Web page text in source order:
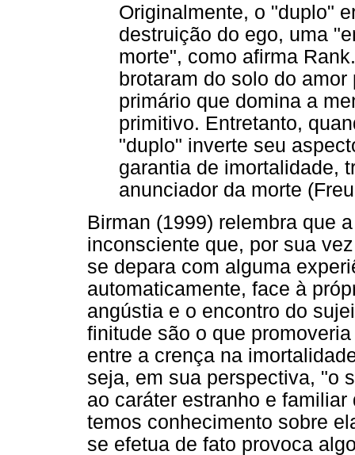
Originalmente, o "duplo"
destruição do ego, uma
morte", como afirma
brotaram do solo do
primário que domina a
primitivo. Entretanto,
"duplo" inverte seu
garantia de imortalidade,
anunciador da morte
Birman (1999) relembra que
inconsciente que, por sua
se depara com alguma
automaticamente, face à
angústia e o encontro do
finitude são o que
entre a crença na
seja, em sua perspectiva, "o
ao caráter estranho e
temos conhecimento sobre
se efetua de fato provoca